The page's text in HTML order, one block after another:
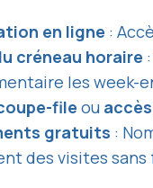
en ligne :
créneau horaire
les week-
file ou
gratuits :
des visites